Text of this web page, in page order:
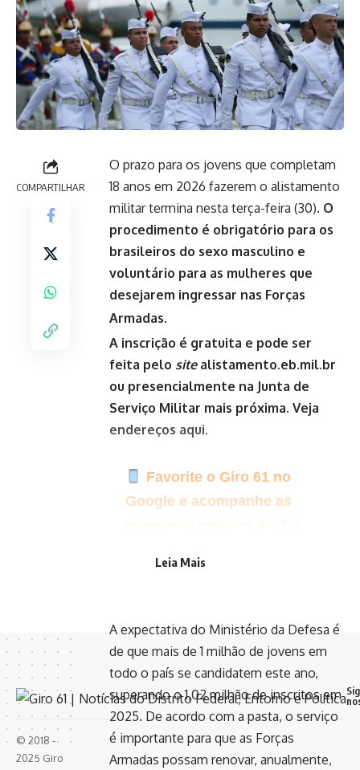
COMPARTILHAR
O prazo para os jovens que completam
18 anos em 2026 fazerem o alistamento
militar termina nesta terça-feira (30). O
procedimento é obrigatório para os
brasileiros do sexo masculino e
voluntário para as mulheres que
desejarem ingressar nas Forças
Armadas.
A inscrição é gratuita e pode ser
feita pelo site alistamento.eb.mil.br
ou presencialmente na Junta de
Serviço Militar mais próxima. Veja
endereços aqui.
Favorite o Giro 61 no
Google e acompanhe as
Clique aqui para seguir o
A expectativa do Ministério da Defesa é
de que mais de 1 milhão de jovens em
todo o país se candidatem este ano,
superando o 1,02 milhão de inscritos em
2025. De acordo com a pasta, o serviço
é importante para que as Forças
Armadas possam renovar, anualmente,
Leia Mais
© 2018 -
2025 Giro